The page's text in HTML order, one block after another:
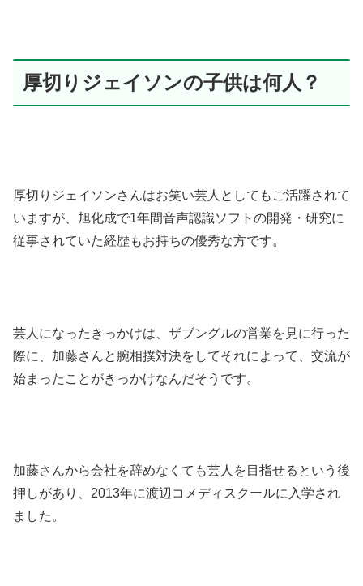
厚切りジェイソンの子供は何人？
厚切りジェイソンさんはお笑い芸人としてもご活躍されて
いますが、旭化成で1年間音声認識ソフトの開発・研究に
従事されていた経歴もお持ちの優秀な方です。
芸人になったきっかけは、ザブングルの営業を見に行った
際に、加藤さんと腕相撲対決をしてそれによって、交流が
始まったことがきっかけなんだそうです。
加藤さんから会社を辞めなくても芸人を目指せるという後
押しがあり、2013年に渡辺コメディスクールに入学され
ました。